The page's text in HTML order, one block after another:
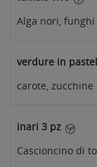
Alga nori,
verdure in
carote, zucchine
inari 3 pz
Cascioncino di